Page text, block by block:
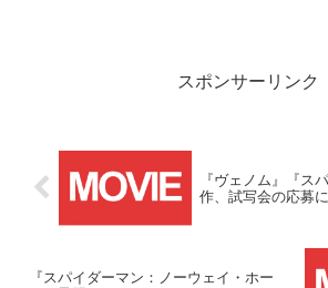
スポンサーリンク
『ヴェノム』『ス
作、試写会の応募
『スパイダーマン：ノーウェイ・ホー